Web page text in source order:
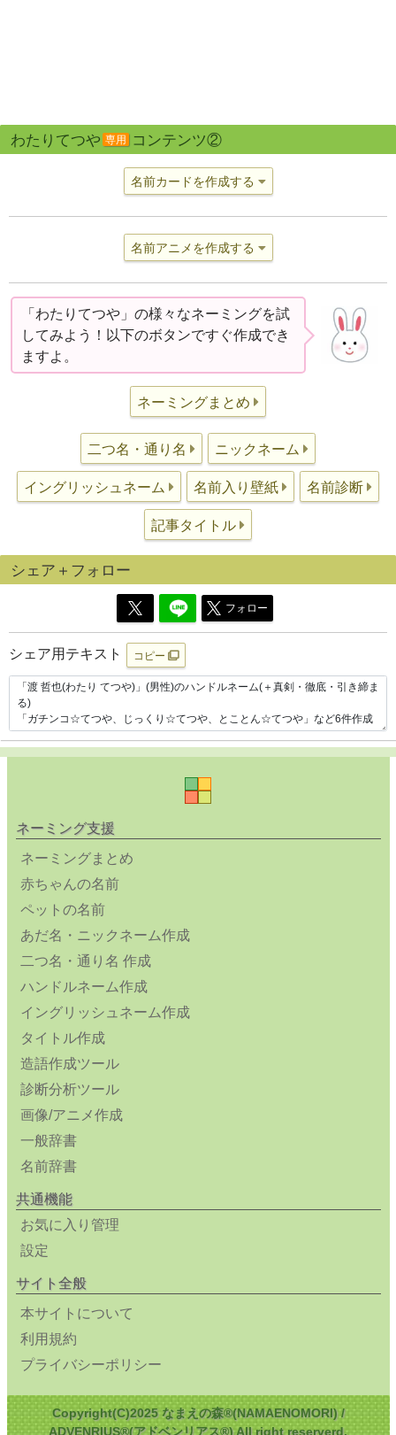
わたりてつや 専用 コンテンツ②
名前カードを作成する
名前アニメを作成する
「わたりてつや」の様々なネーミングを試
してみよう！以下のボタンですぐ作成でき
ますよ。
ネーミングまとめ
二つ名・通り名 ニックネーム
イングリッシュネーム 名前入り壁紙 名前診断
記事タイトル
シェア＋フォロー
フォロー
シェア用テキスト コピー
ネーミング支援
ネーミングまとめ
赤ちゃんの名前
ペットの名前
あだ名・ニックネーム作成
二つ名・通り名 作成
ハンドルネーム作成
イングリッシュネーム作成
タイトル作成
造語作成ツール
診断分析ツール
画像/アニメ作成
一般辞書
名前辞書
共通機能
お気に入り管理
設定
サイト全般
本サイトについて
利用規約
プライバシーポリシー
Copyright(C)2025 なまえの森®(NAMAENOMORI) /
ADVENRIUS®(アドベンリアス®) All right reserverd.